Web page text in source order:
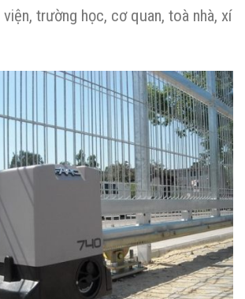
viện, trường học, cơ quan, toà nhà, xí